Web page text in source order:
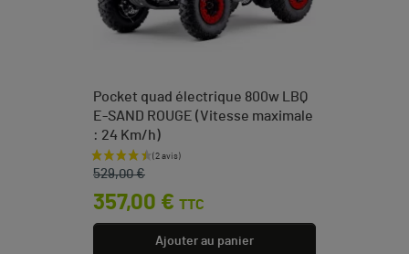
Pocket quad électrique 800w LBQ
E-SAND ROUGE (Vitesse maximale
: 24 Km/h)
Prix de base
529,00 €
Prix
357,00 € TTC
Ajouter au panier